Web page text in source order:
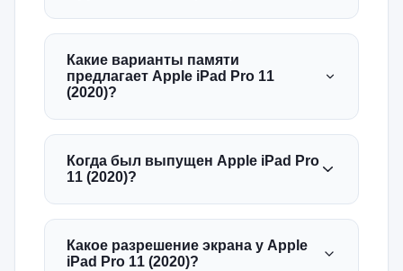
Какие варианты памяти
предлагает Apple iPad Pro 11
(2020)?
Когда был выпущен Apple iPad Pro
11 (2020)?
Какое разрешение экрана у Apple
iPad Pro 11 (2020)?